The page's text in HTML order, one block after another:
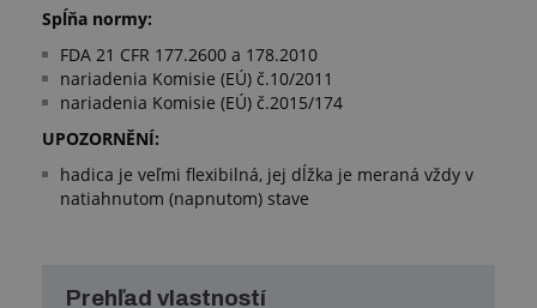
Spĺňa normy:
FDA 21 CFR 177.2600 a 178.2010
nariadenia Komisie (EÚ) č.10/2011
nariadenia Komisie (EÚ) č.2015/174
UPOZORNĚNÍ:
hadica je veľmi flexibilná, jej dĺžka je meraná vždy v
natiahnutom (napnutom) stave
Prehľad vlastností